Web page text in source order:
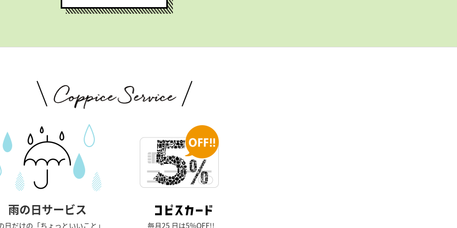
雨の日サービス
日だけの「ちょっといいこと」 毎月25 日は5%OFF!!